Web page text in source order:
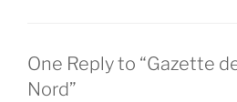
One Reply to “Gazette
Nord”